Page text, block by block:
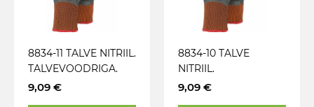
8834-11 TALVE NITRIIL.
TALVEVOODRIGA.
PUUTEEKRAAN.
9,09 €
8834-10 TALVE
NITRIIL.
TALVEVOODRIGA.
9,09 €